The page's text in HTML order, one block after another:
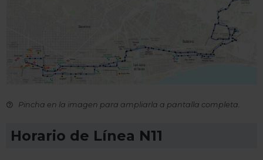
Pincha en la imagen para ampliarla a pantalla completa.
Horario de Línea N11